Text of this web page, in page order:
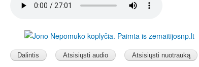
ImageImage
Image